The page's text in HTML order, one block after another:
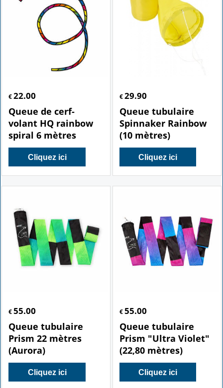
€ 22.00
Queue de cerf-
volant HQ rainbow
spiral 6 mètres
Cliquez ici
€29.90
Queue tubulaire
Spinnaker Rainbow
(10 mètres)
Cliquez ici
€ 55.00
Queue tubulaire
Prism 22 mètres
(Aurora)
Cliquez ici
€55.00
Queue tubulaire
Prism "Ultra Violet"
(22,80 mètres)
Cliquez ici